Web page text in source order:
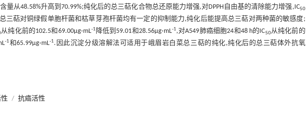
量从48.58%升高到70.99%;纯化后的总三萜化合物总还原能力增强,对DPPH自由基的清除能力增强,IC50
三萜对铜绿假单胞杆菌和枯草芽孢杆菌均有一定的抑制能力,纯化后能提高总三萜对两种菌的敏感度;
从纯化前的102.5和69.00μg·mL-1 降低到59.01和28.56μg·mL-1,对A549肺癌细胞24和48 h的IC50从纯化前的
-1和65.99μg·mL-1.因此沉淀分级溶解法可适用于峨眉岩白菜总三萜的纯化,纯化后的总三萜体外抗氧
/ 抗癌活性